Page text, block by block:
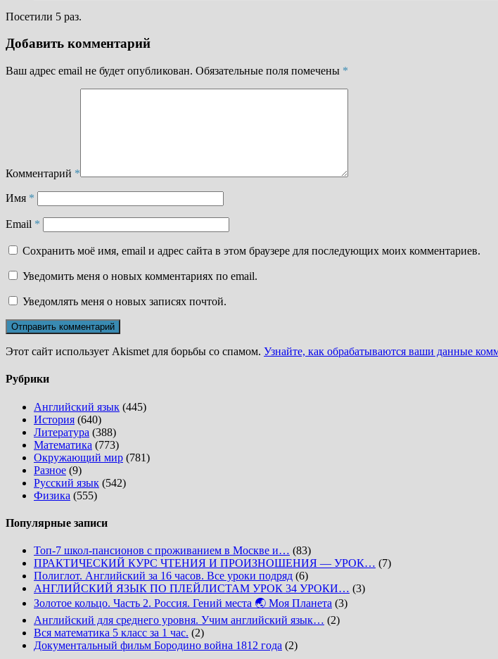
Посетили 5 раз.
Добавить комментарий
Ваш адрес email не будет опубликован. Обязательные поля помечены *
Комментарий *
Имя *
Email *
Сохранить моё имя, email и адрес сайта в этом браузере для последующих моих комментариев.
Уведомить меня о новых комментариях по email.
Уведомлять меня о новых записях почтой.
Этот сайт использует Akismet для борьбы со спамом. Узнайте, как обрабатываются ваши данные
Рубрики
Английский язык (445)
История (640)
Литература (388)
Математика (773)
Окружающий мир (781)
Разное (9)
Русский язык (542)
Физика (555)
Популярные записи
Топ-7 школ-пансионов с проживанием в Москве и… (83)
ПРАКТИЧЕСКИЙ КУРС ЧТЕНИЯ И ПРОИЗНОШЕНИЯ — УРОК… (7)
Полиглот. Английский за 16 часов. Все уроки подряд (6)
АНГЛИЙСКИЙ ЯЗЫК ПО ПЛЕЙЛИСТАМ УРОК 34 УРОКИ… (3)
Золотое кольцо. Часть 2. Россия. Гений места 🌏 Моя Планета (3)
Английский для среднего уровня. Учим английский язык… (2)
Вся математика 5 класс за 1 час. (2)
Документальный фильм Бородино война 1812 года (2)